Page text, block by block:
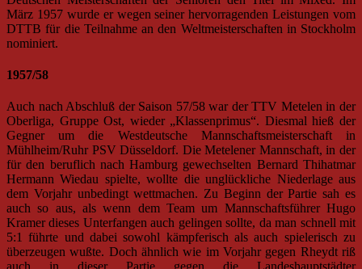
März 1957 wurde er wegen seiner hervorragenden Leistungen vom
DTTB für die Teilnahme an den Weltmeisterschaften in Stockholm
nominiert.
1957/58
Auch nach Abschluß der Saison 57/58 war der TTV Metelen in der
Oberliga, Gruppe Ost, wieder „Klassenprimus“. Diesmal hieß der
Gegner um die Westdeutsche Mannschaftsmeisterschaft in
Mühlheim/Ruhr PSV Düsseldorf. Die Metelener Mannschaft, in der
für den beruflich nach Hamburg gewechselten Bernard Thihatmar
Hermann Wiedau spielte, wollte die unglückliche Niederlage aus
dem Vorjahr unbedingt wettmachen. Zu Beginn der Partie sah es
auch so aus, als wenn dem Team um Mannschaftsführer Hugo
Kramer dieses Unterfangen auch gelingen sollte, da man schnell mit
5:1 führte und dabei sowohl kämpferisch als auch spielerisch zu
überzeugen wußte. Doch ähnlich wie im Vorjahr gegen Rheydt riß
auch in dieser Partie gegen die Landeshauptstädter